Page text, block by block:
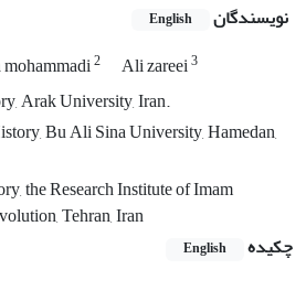
نویسندگان English
mohammadi2 Ali zareei3
Arak University, Iran.
Bu Ali Sina University, Hamedan,
the Research Institute of Imam
Tehran, Iran
چکیده
English